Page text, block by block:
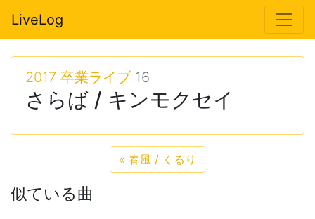
LiveLog
2017 卒業ライブ16
さらば / キンモクセイ
« 春風 / くるり
似ている曲